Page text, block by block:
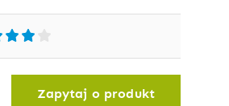
Zapytaj o produkt